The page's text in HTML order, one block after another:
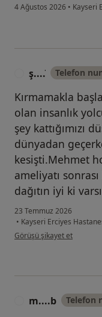
4 Ağustos 2026 • Kayseri
ş....̇ Telefon
Kırmamakla
olan insanlık
şey kattığımızı
dünyadan
kesişti.Mehmet
ameliyatı
dağıtın iyi ki
23 Temmuz 2026
• Kayseri Erciyes
kullanıcının görüşüne göre
Görüşü şikayet et
m....b Telefon